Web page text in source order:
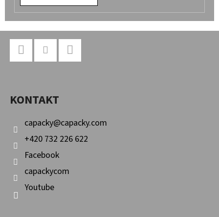
KONTAKT
capacky@capacky.com
+420 732 226 622
Facebook
capackycom
Youtube